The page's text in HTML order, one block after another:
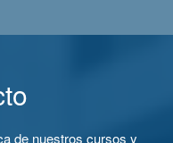
de nuestros cursos y